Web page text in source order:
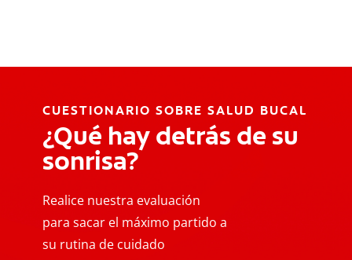
CUESTIONARIO SOBRE SALUD BUCAL
¿Qué hay detrás de su
sonrisa?
Realice nuestra evaluación
para sacar el máximo partido a
su rutina de cuidado